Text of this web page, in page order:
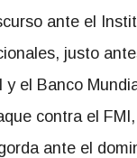
ante el
justo
y el Banco
contra el
ante el